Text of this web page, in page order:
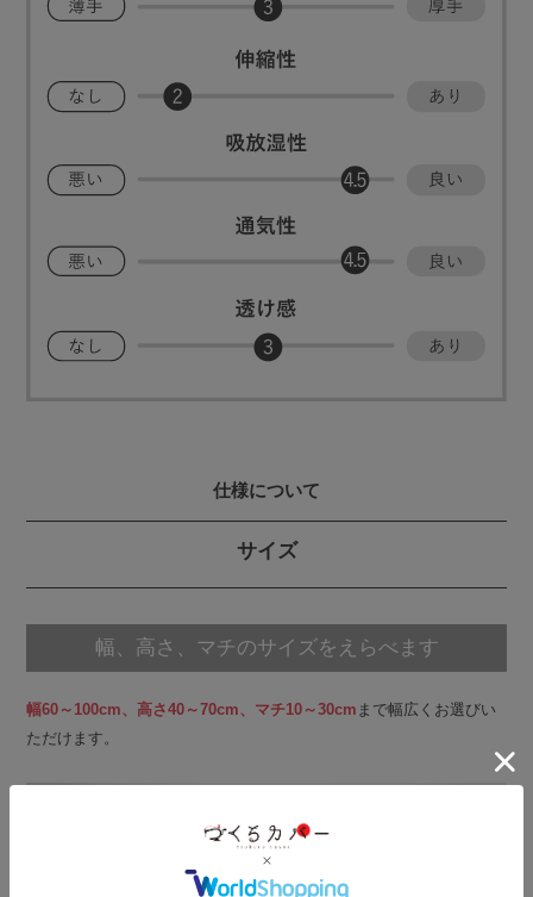
仕様について
サイズ
幅、高さ、マチのサイズをえらべます
幅60～100cm、高さ40～70cm、マチ10～30cm まで幅広くお選びい
ただけます。